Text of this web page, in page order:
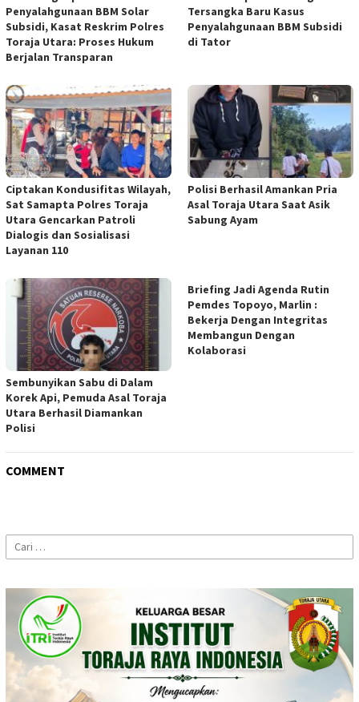
Penyalahgunaan BBM Solar
Subsidi, Kasat Reskrim Polres
Toraja Utara: Proses Hukum
Berjalan Transparan
Tersangka Baru Kasus
Penyalahgunaan BBM Subsidi
di Tator
Ciptakan Kondusifitas Wilayah,
Sat Samapta Polres Toraja
Utara Gencarkan Patroli
Dialogis dan Sosialisasi
Layanan 110
Polisi Berhasil Amankan Pria
Asal Toraja Utara Saat Asik
Sabung Ayam
Sembunyikan Sabu di Dalam
Korek Api, Pemuda Asal Toraja
Utara Berhasil Diamankan
Polisi
Briefing Jadi Agenda Rutin
Pemdes Topoyo, Marlin :
Bekerja Dengan Integritas
Membangun Dengan
Kolaborasi
COMMENT
Cari
untuk: